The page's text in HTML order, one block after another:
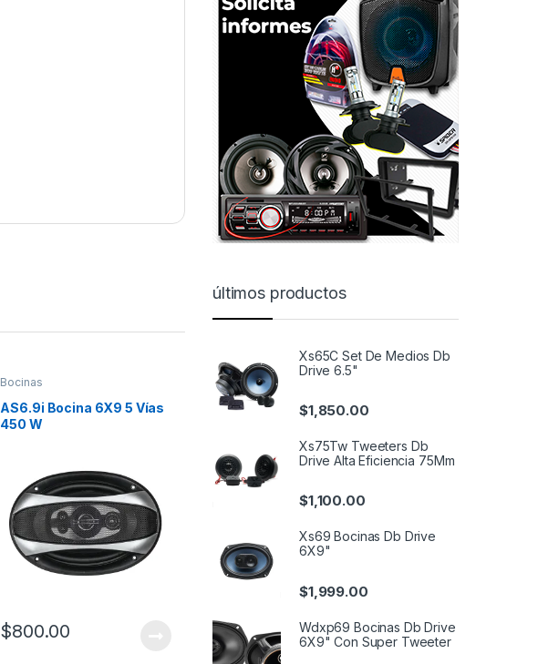
Bocinas
AS6.9i Bocina 6X9 5 Vías
450 W
$800.00
últimos productos
Xs65C Set De Medios Db
Drive 6.5"
$1,850.00
Xs75Tw Tweeters Db
Drive Alta Eficiencia 75Mm
$1,100.00
Xs69 Bocinas Db Drive
6X9"
$1,999.00
Wdxp69 Bocinas Db Drive
6X9" Con Super Tweeter